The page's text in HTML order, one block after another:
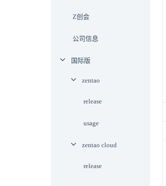
Z创会
公司信息
国际版
zentao
release
usage
zentao cloud
release